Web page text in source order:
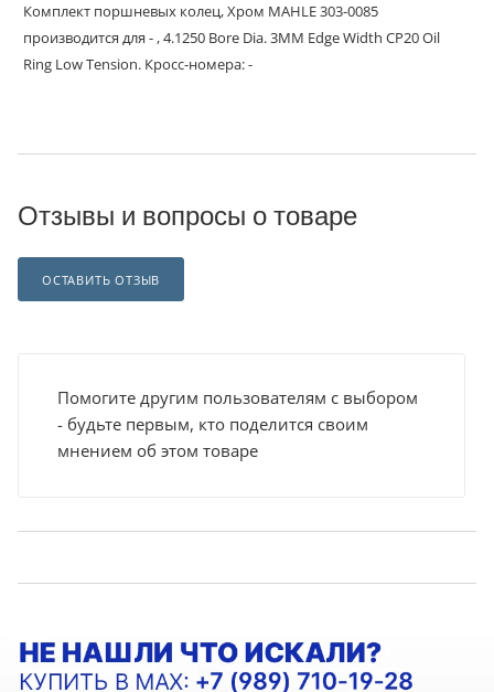
Комплект поршневых колец, Хром MAHLE 303-0085
производится для - , 4.1250 Bore Dia. 3MM Edge Width CP20 Oil
Ring Low Tension. Кросс-номера: -
Отзывы и вопросы о товаре
ОСТАВИТЬ ОТЗЫВ
Помогите другим пользователям с выбором
- будьте первым, кто поделится своим
мнением об этом товаре